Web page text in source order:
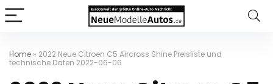
Home » 2022 Neue Citroen C5 Aircross Shine Preisliste und
technische Daten 2022-06-06